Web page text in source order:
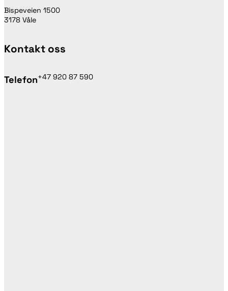
Bispeveien 1500
3178 Våle
Kontakt oss
Telefon+47 920 87 590